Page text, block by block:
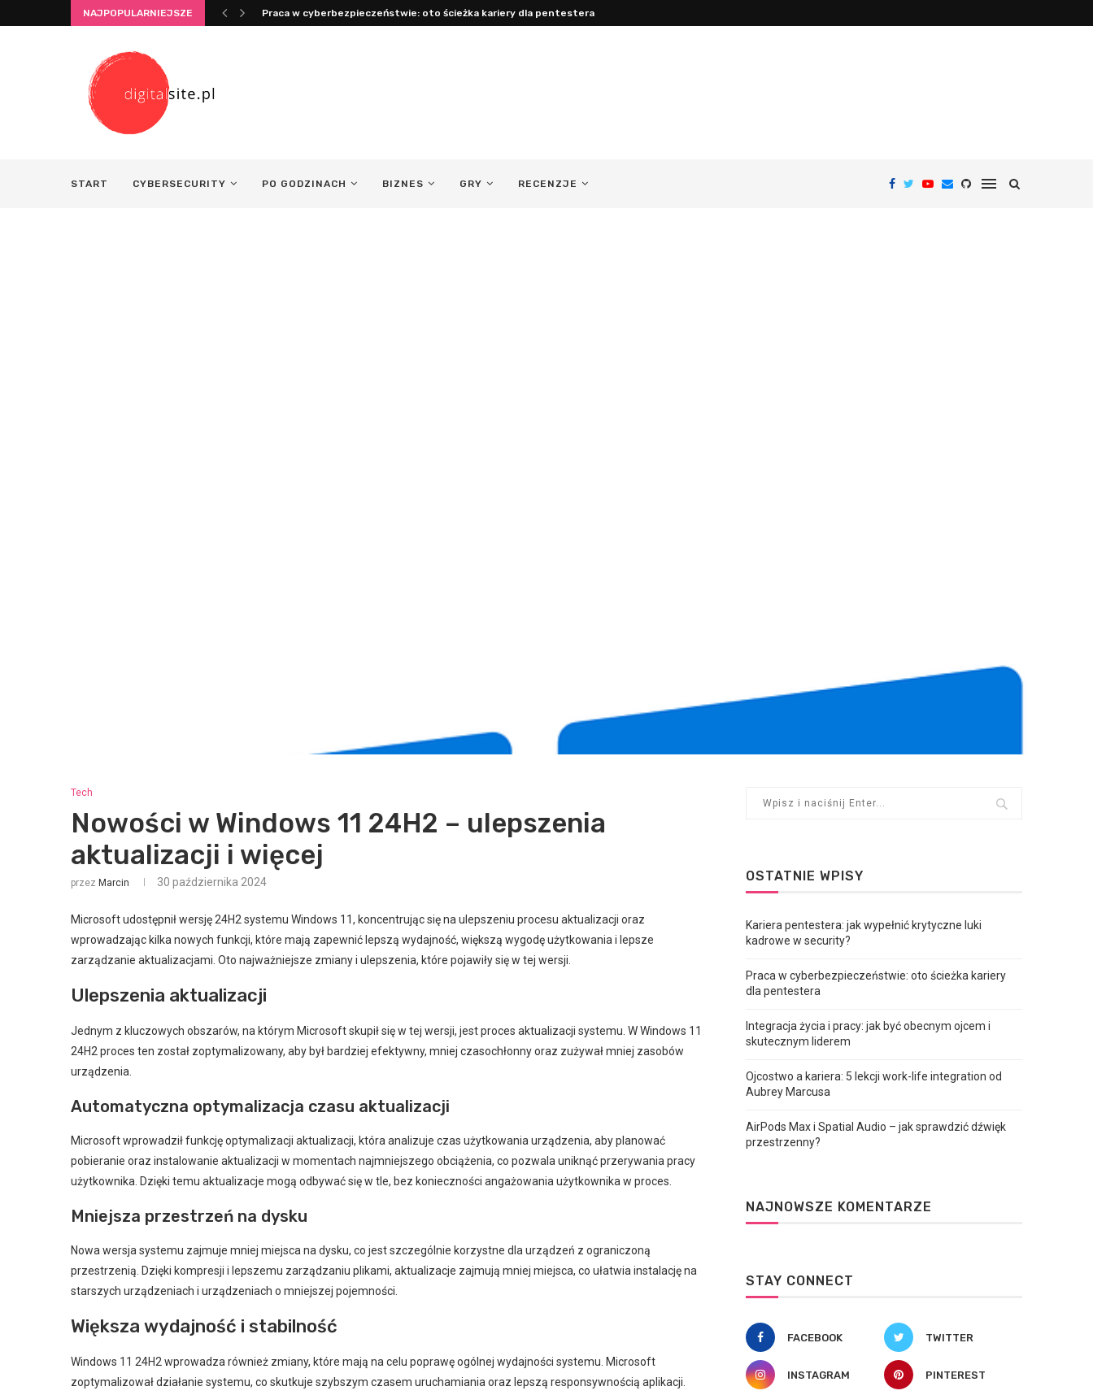
NAJPOPULARNIEJSZE
START CYBERSECURITY PO GODZINACH BIZNES GRY RECENZJE
Tech
Nowości w Windows 11 24H2 – ulepszenia
aktualizacji i więcej
przez Marcin 30 października 2024
Microsoft udostępnił wersję 24H2 systemu Windows 11, koncentrując się na ulepszeniu procesu aktualizacji oraz
wprowadzając kilka nowych funkcji, które mają zapewnić lepszą wydajność, większą wygodę użytkowania i lepsze
zarządzanie aktualizacjami. Oto najważniejsze zmiany i ulepszenia, które pojawiły się w tej wersji.
Ulepszenia aktualizacji
Jednym z kluczowych obszarów, na którym Microsoft skupił się w tej wersji, jest proces aktualizacji systemu. W Windows 11
24H2 proces ten został zoptymalizowany, aby był bardziej efektywny, mniej czasochłonny oraz zużywał mniej zasobów
urządzenia.
Automatyczna optymalizacja czasu aktualizacji
Microsoft wprowadził funkcję optymalizacji aktualizacji, która analizuje czas użytkowania urządzenia, aby planować
pobieranie oraz instalowanie aktualizacji w momentach najmniejszego obciążenia, co pozwala uniknąć przerywania pracy
użytkownika. Dzięki temu aktualizacje mogą odbywać się w tle, bez konieczności angażowania użytkownika w proces.
Mniejsza przestrzeń na dysku
Nowa wersja systemu zajmuje mniej miejsca na dysku, co jest szczególnie korzystne dla urządzeń z ograniczoną
przestrzenią. Dzięki kompresji i lepszemu zarządzaniu plikami, aktualizacje zajmują mniej miejsca, co ułatwia instalację na
starszych urządzeniach i urządzeniach o mniejszej pojemności.
Większa wydajność i stabilność
Windows 11 24H2 wprowadza również zmiany, które mają na celu poprawę ogólnej wydajności systemu. Microsoft
zoptymalizował działanie systemu, co skutkuje szybszym czasem uruchamiania oraz lepszą responsywnością aplikacji.
OSTATNIE WPISY
Kariera pentestera: jak wypełnić krytyczne luki
kadrowe w security?
Praca w cyberbezpieczeństwie: oto ścieżka kariery
dla pentestera
Integracja życia i pracy: jak być obecnym ojcem i
skutecznym liderem
Ojcostwo a kariera: 5 lekcji work-life integration od
Aubrey Marcusa
AirPods Max i Spatial Audio – jak sprawdzić dźwięk
przestrzenny?
NAJNOWSZE KOMENTARZE
STAY CONNECT
FACEBOOK TWITTER
INSTAGRAM PINTEREST